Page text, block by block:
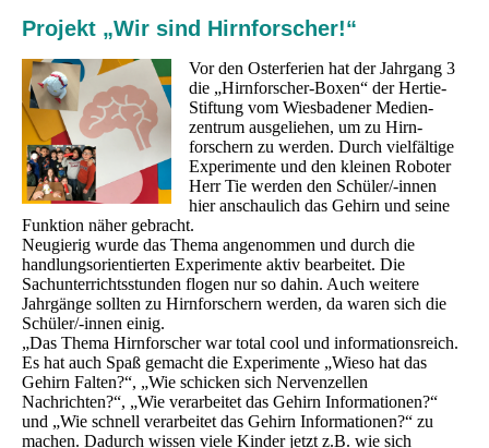
Projekt „Wir sind Hirnforscher!“
Vor den Osterferien hat der Jahrgang 3
die „Hirnforscher-Boxen“ der Hertie-
Stiftung vom Wiesbadener Medien-
zentrum ausgeliehen, um zu Hirn-
forschern zu werden. Durch vielfältige
Experimente und den kleinen Roboter
Herr Tie werden den Schüler/-innen
hier anschaulich das Gehirn und seine
Funktion näher gebracht.
Neugierig wurde das Thema angenommen und durch die
handlungsorientierten Experimente aktiv bearbeitet. Die
Sachunterrichtsstunden flogen nur so dahin. Auch weitere
Jahrgänge sollten zu Hirnforschern werden, da waren sich die
Schüler/-innen einig.
„Das Thema Hirnforscher war total cool und informationsreich.
Es hat auch Spaß gemacht die Experimente „Wieso hat das
Gehirn Falten?“, „Wie schicken sich Nervenzellen
Nachrichten?“, „Wie verarbeitet das Gehirn Informationen?“
und „Wie schnell verarbeitet das Gehirn Informationen?“ zu
machen. Dadurch wissen viele Kinder jetzt z.B. wie sich